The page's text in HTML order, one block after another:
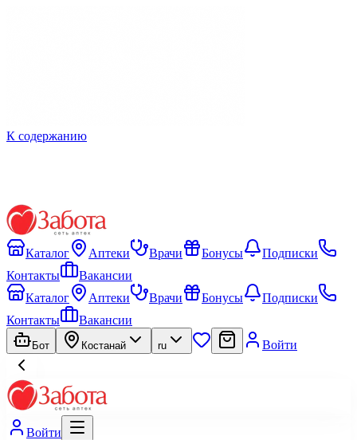
К содержанию
Каталог Аптеки Врачи Бонусы
Подписки
Контакты
Вакансии
Каталог
Аптеки Врачи Бонусы
Подписки
Контакты
Вакансии
Бот Костанай ru Войти
Войти